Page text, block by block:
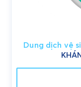
Dung dịch vệ